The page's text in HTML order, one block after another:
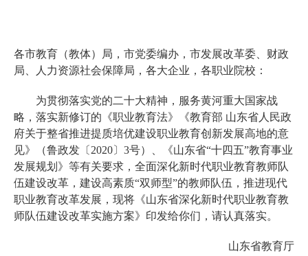
各市教育（教体）局，市党委编办，市发展改革委、财政
局、人力资源社会保障局，各大企业，各职业院校：
为贯彻落实党的二十大精神，服务黄河重大国家战
略，落实新修订的《职业教育法》《教育部 山东省人民政
府关于整省推进提质培优建设职业教育创新发展高地的意
见》（鲁政发〔2020〕3号）、《山东省“十四五”教育事业
发展规划》等有关要求，全面深化新时代职业教育教师队
伍建设改革，建设高素质“双师型”的教师队伍，推进现代
职业教育改革发展，现将《山东省深化新时代职业教育教
师队伍建设改革实施方案》印发给你们，请认真落实。
山东省教育厅